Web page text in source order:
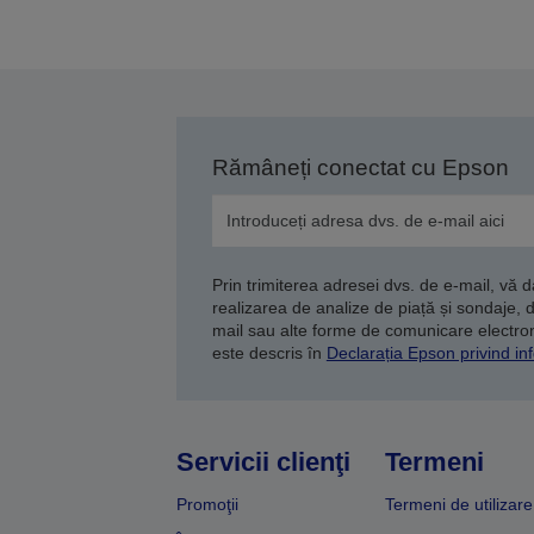
Rămâneți conectat cu Epson
Prin trimiterea adresei dvs. de e-mail, vă
realizarea de analize de piață și sondaje,
mail sau alte forme de comunicare
este descris în Declarația Epson privind
Servicii clienţi
Promoţii
Termeni
Termeni de utilizare